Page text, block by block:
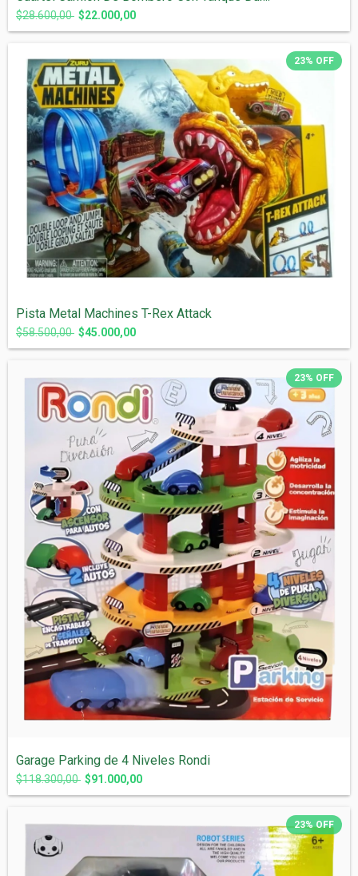
$28.600,00 $22.000,00
23% OFF
Pista Metal Machines T-Rex Attack
$58.500,00 $45.000,00
23% OFF
Garage Parking de 4 Niveles Rondi
$118.300,00 $91.000,00
23%OFF